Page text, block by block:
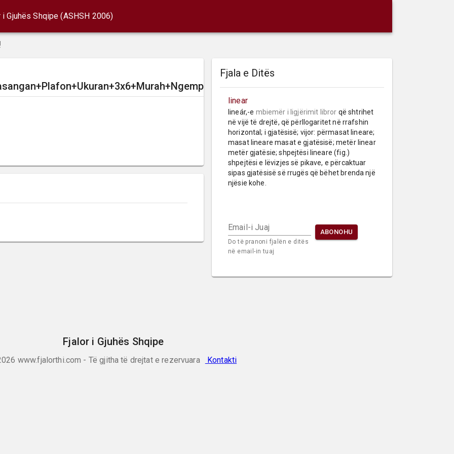
i Gjuhës Shqipe (ASHSH 2006)
Fjala e Ditës
linear
lineár,-e mbiemër i ligjërimit libror që shtrihet
në vijë të drejtë, që përllogaritet në rrafshin
horizontal; i gjatësisë; vijor: përmasat lineare;
masat lineare masat e gjatësisë; metër linear
metër gjatësie; shpejtësi lineare (fig.)
shpejtësi e lëvizjes së pikave, e përcaktuar
sipas gjatësisë së rrugës që bëhet brenda një
njësie kohe.
Email-i Juaj
Do të pranoni fjalën e ditës
në email-in tuaj
ABONOHU
Fjalor i Gjuhës Shqipe
www.fjalorthi.com - Të gjitha të drejtat e rezervuara Kontakti